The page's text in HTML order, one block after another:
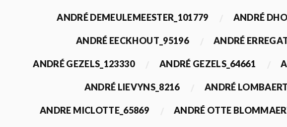
ANDRÉ DEMEULEMEESTER_101779 ANDRÉ
ANDRÉ EECKHOUT_95196 ANDRÉ
ANDRÉ GEZELS_123330 ANDRÉ GEZELS_64661
ANDRÉ LIEVYNS_8216 ANDRÉ
ANDRE MICLOTTE_65869 ANDRÉ OTTE